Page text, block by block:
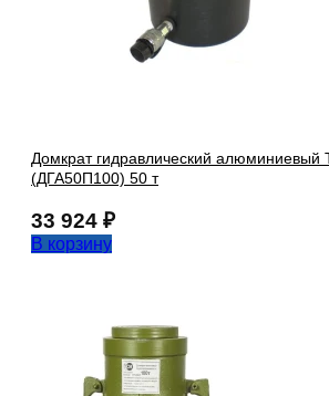
Домкрат гидравлический алюминиевый
(ДГА50П100) 50 т
33 924 ₽
В корзину